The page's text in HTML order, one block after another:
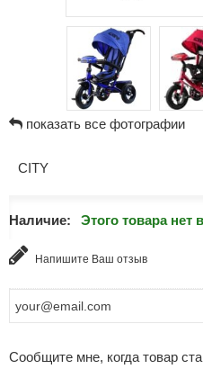
показать все фотографии
CITY
Наличие: Этого товара нет
Напишите Ваш отзыв
Сообщите мне, когда товар